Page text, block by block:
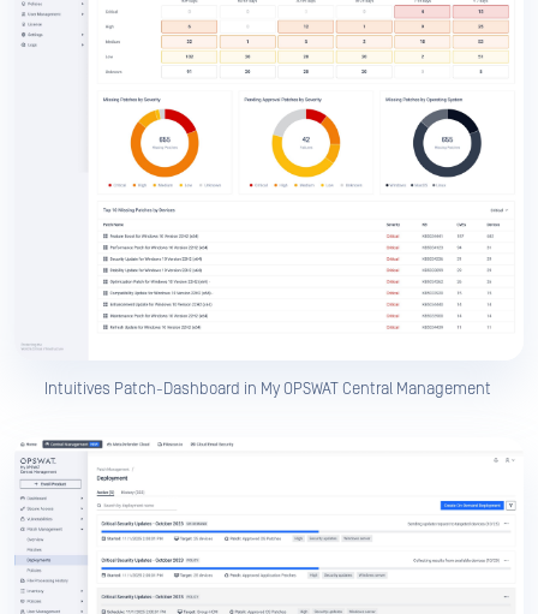
Intuitives Patch-Dashboard in My OPSWAT Central Management